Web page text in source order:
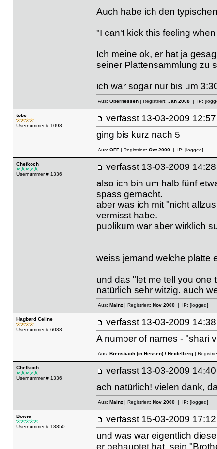
Auch habe ich den
"I can't kick this feeling
Ich meine ok, er hat ja
seiner Plattensammlung zu
ich war sogar nur bis um
Aus: Oberhessen| Registriert: Jan 2008| IP:
tobe
Usernummer # 1098
verfasst 13-03-2009
ging bis kurz nach 5
Aus: OFF| Registriert: Oct 2000| IP: [logged]
Chefkoch
Usernummer # 1336
verfasst 13-03-2009
also ich bin um halb fünf
spass gemacht.
aber was ich mit "nicht
vermisst habe.
publikum war aber wirklich
weiss jemand welche platte
und das "let me tell you one
natürlich sehr witzig. auch
Aus: Mainz| Registriert: Nov 2000| IP: [logged]
Hagbard Celine
Usernummer # 6083
verfasst 13-03-2009
A number of names - "shari
Aus: Brensbach (in Hessen) / Heidelberg|
Chefkoch
Usernummer # 1336
verfasst 13-03-2009
ach natürlich! vielen dank,
Aus: Mainz| Registriert: Nov 2000| IP: [logged]
Bowie
Usernummer # 18850
verfasst 15-03-2009
und was war eigentlich
er behauptet hat, sein